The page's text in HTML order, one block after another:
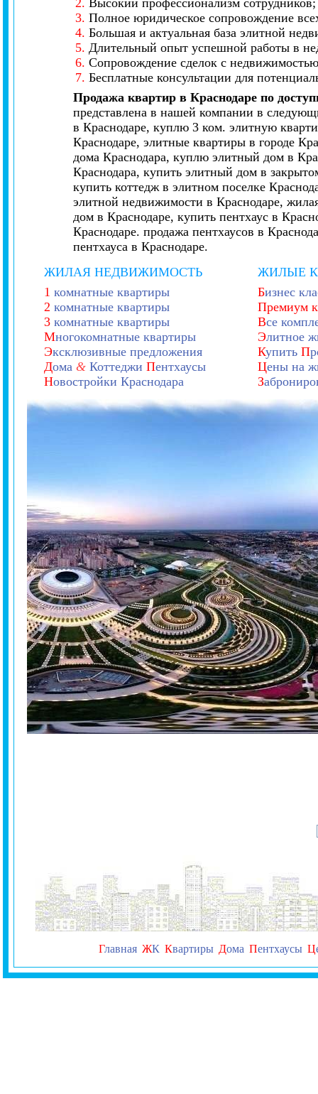
2. Высокий профессионализм сотрудников;
3. Полное юридическое сопровождение
4. Большая и актуальная база элитной
5. Длительный опыт успешной работы в
6. Сопровождение сделок с
7. Бесплатные консультации для
Продажа квартир в Краснодаре по
представлена в нашей компании в
в Краснодаре, куплю 3 ком. элитную
Краснодаре, элитные квартиры в городе
дома Краснодара, куплю элитный дом в
Краснодара, купить элитный дом в
купить коттедж в элитном поселке
элитной недвижимости в Краснодаре,
дом в Краснодаре, купить пентхаус в
Краснодаре. продажа пентхаусов в
пентхауса в Краснодаре.
ЖИЛАЯ НЕДВИЖИМОСТЬ
1 комнатные квартиры
2 комнатные квартиры
3комнатные квартиры
Многокомнатные квартиры
Эксклюзивные предложения
Дома &Коттеджи Пентхаусы
Новостройки Краснодара
ЖИЛЫЕ
Бизнес
Премиум
Все
Элитное
Купить П
Цены на
З
Главная ЖК Квартиры Дома Пентхаусы Ц